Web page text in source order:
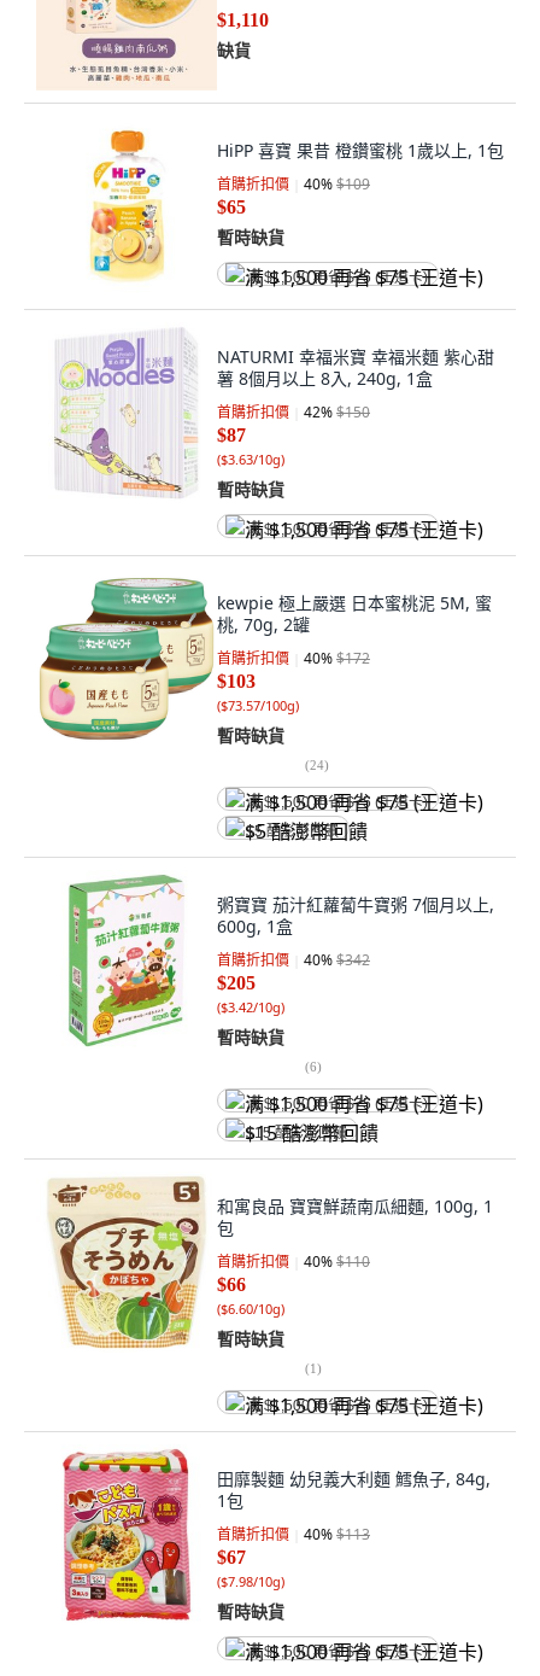
$1,110
缺貨
HiPP 喜寶 果昔 橙鑽蜜桃 1歲以上, 1包
首購折扣價 40%$109
$65
暫時缺貨
满 $1,500 再省 $75 (王道卡)
NATURMI 幸福米寶 幸福米麵 紫心甜
薯 8個月以上 8入, 240g, 1盒
首購折扣價 42%$150
$87
($3.63/10g)
暫時缺貨
满 $1,500 再省 $75 (王道卡)
kewpie 極上嚴選 日本蜜桃泥 5M, 蜜
桃, 70g, 2罐
首購折扣價 40%$172
$103
($73.57/100g)
暫時缺貨
(24)
满 $1,500 再省 $75 (王道卡)
$5 酷澎幣回饋
粥寶寶 茄汁紅蘿蔔牛寶粥 7個月以上,
600g, 1盒
首購折扣價 40%$342
$205
($3.42/10g)
暫時缺貨
(6)
满 $1,500 再省 $75 (王道卡)
$15 酷澎幣回饋
和寓良品 寶寶鮮蔬南瓜細麵, 100g, 1
包
首購折扣價 40%$110
$66
($6.60/10g)
暫時缺貨
(1)
满 $1,500 再省 $75 (王道卡)
田靡製麵 幼兒義大利麵 鱈魚子, 84g,
1包
首購折扣價 40%$113
$67
($7.98/10g)
暫時缺貨
满 $1,500 再省 $75 (王道卡)